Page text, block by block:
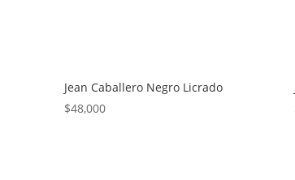
Jean Caballero Negro Licrado
$48,000